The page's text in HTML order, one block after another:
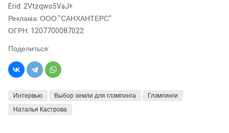
Erid: 2Vtzqwo5VaJ+
Реклама: ООО "САНХАНТЕРС"
ОГРН: 1207700087022
Поделиться:
Интервью Выбор земли для глэмпинга
Глэмпинги
Наталья Кастрова